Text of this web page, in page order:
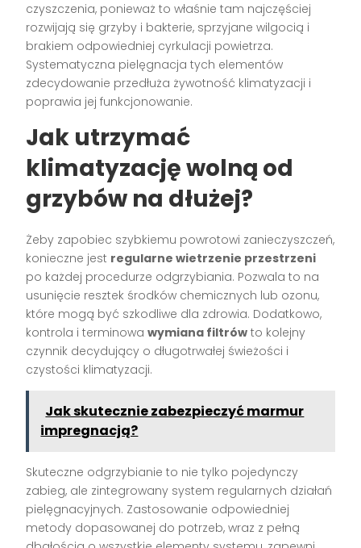
czyszczenia, ponieważ to właśnie tam najczęściej
rozwijają się grzyby i bakterie, sprzyjane wilgocią i
brakiem odpowiedniej cyrkulacji powietrza.
Systematyczna pielęgnacja tych elementów
zdecydowanie przedłuża żywotność klimatyzacji i
poprawia jej funkcjonowanie.
Jak utrzymać
klimatyzację wolną od
grzybów na dłużej?
Żeby zapobiec szybkiemu powrotowi zanieczyszczeń,
konieczne jest regularne wietrzenie przestrzeni
po każdej procedurze odgrzybiania. Pozwala to na
usunięcie resztek środków chemicznych lub ozonu,
które mogą być szkodliwe dla zdrowia. Dodatkowo,
kontrola i terminowawymiana filtrów to kolejny
czynnik decydujący o długotrwałej świeżości i
czystości klimatyzacji.
Jak skutecznie zabezpieczyć marmur
impregnacją?
Skuteczne odgrzybianie to nie tylko pojedynczy
zabieg, ale zintegrowany system regularnych działań
pielęgnacyjnych. Zastosowanie odpowiedniej
metody dopasowanej do potrzeb, wraz z pełną